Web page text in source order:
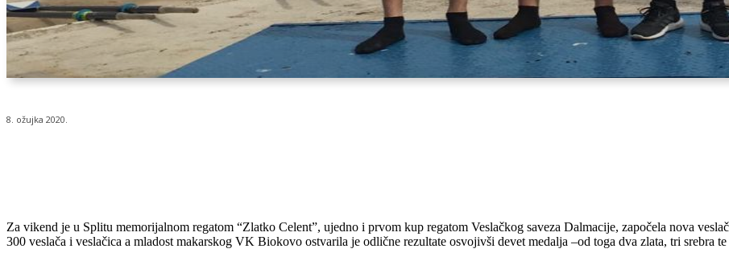
8. ožujka 2020.
Za vikend je u Splitu memorijalnom regatom “Zlatko Celent”, ujedno i prvom kup regatom Veslačkog saveza Dalmacije, započela nova
300 veslača i veslačica a mladost makarskog VK Biokovo ostvarila je odlične rezultate osvojivši devet medalja –od toga dva zlata, tri srebra